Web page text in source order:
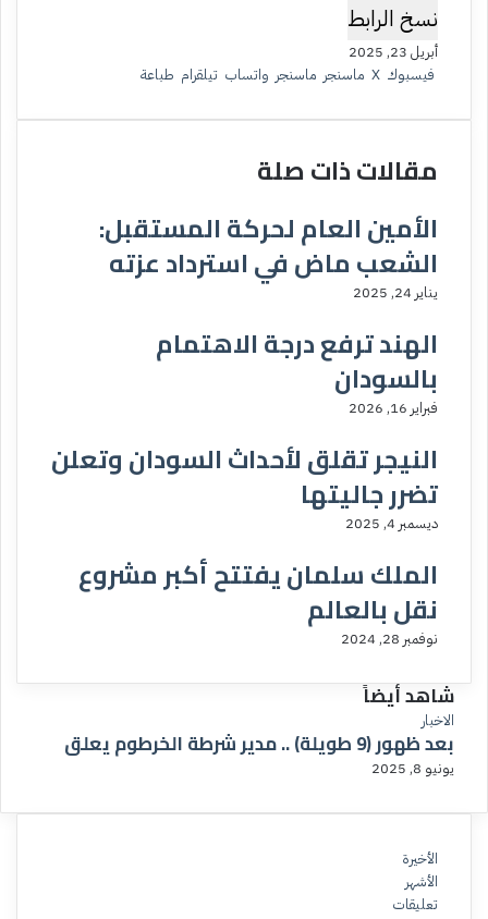
نسخ الرابط
أبريل 23, 2025
فيسبوك ‫X ماسنجر ماسنجر واتساب تيلقرام طباعة
مقالات ذات صلة
الأمين العام لحركة المستقبل:
الشعب ماض في استرداد عزته
يناير 24, 2025
الهند ترفع درجة الاهتمام
بالسودان
فبراير 16, 2026
النيجر تقلق لأحداث السودان وتعلن
تضرر جاليتها
ديسمبر 4, 2025
الملك سلمان يفتتح أكبر مشروع
نقل بالعالم
نوفمبر 28, 2024
شاهد أيضاً
إ
غ
ل
ق
الاخبار
بعد ظهور (9 طويلة) .. مدير شرطة الخرطوم يعلق
يونيو 8, 2025
الأخيرة
الأشهر
تعليقات